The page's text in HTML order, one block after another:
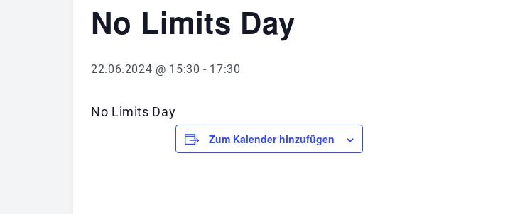
No Limits Day
22.06.2024 @ 15:30 - 17:30
No Limits Day
Zum Kalender hinzufügen